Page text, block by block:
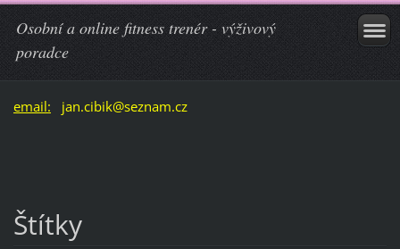
Osobní a online fitness trenér - výživový
poradce
email: jan.cibik@seznam.cz
Štítky